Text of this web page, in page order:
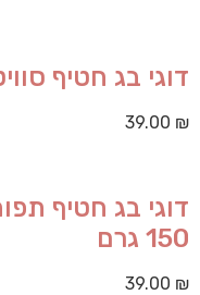
דוגי בג חטיף סוויט
39.00 ₪
דוגי בג חטיף
150 גרם
39.00 ₪